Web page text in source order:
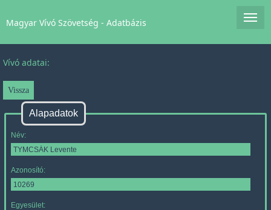
Magyar Vívó Szövetség - Adatbázis
Vívó adatai:
Alapadatok
Név:
Azonosító:
Egyesület: